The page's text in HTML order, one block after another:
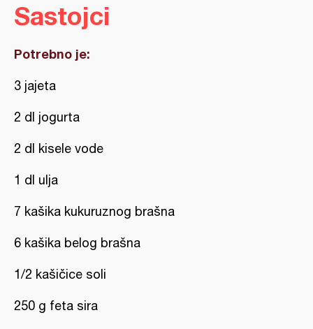
Sastojci
Potrebno je:
3 jajeta
2 dl jogurta
2 dl kisele vode
1 dl ulja
7 kašika kukuruznog brašna
6 kašika belog brašna
1/2 kašičice soli
250 g feta sira